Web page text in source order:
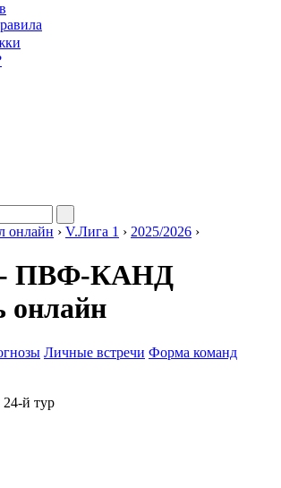
онлайн › V.Лига 1 › 2025/2026 ›
- ПВФ-КАНД
онлайн
Личные встречи Форма команд
24-й тур